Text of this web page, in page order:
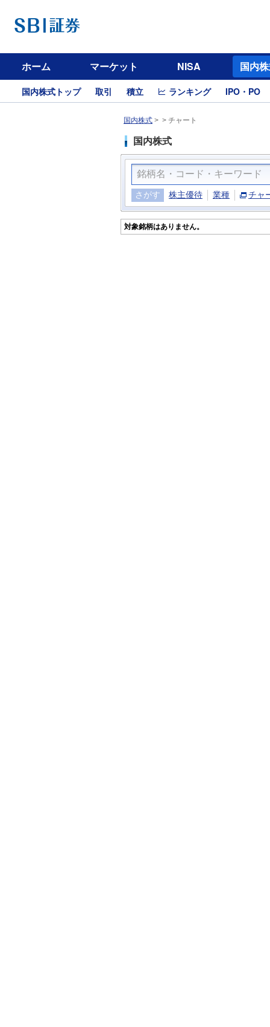
ホーム マーケット NISA 国内
国内株式トップ 取引 積立 ランキング IPO・PO
国内株式 > > チャート
国内株式
さがす 株主優待 業種 チャ
対象銘柄はありません。